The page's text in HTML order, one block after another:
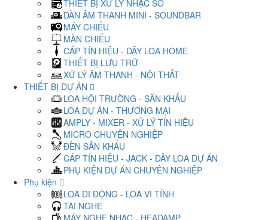
THIẾT BỊ XỬ LÝ NHẠC SỐ
DÀN ÂM THANH MINI - SOUNDBAR
MÁY CHIẾU
MÀN CHIẾU
CÁP TÍN HIỆU - DÂY LOA HOME
THIẾT BỊ LƯU TRỮ
XỬ LÝ ÂM THANH - NỘI THẤT
THIẾT BỊ DỰ ÁN
LOA HỘI TRƯỜNG - SÂN KHẤU
LOA DỰ ÁN - THƯƠNG MẠI
AMPLY - MIXER - XỬ LÝ TÍN HIỆU
MICRO CHUYÊN NGHIỆP
ĐÈN SÂN KHẤU
CÁP TÍN HIỆU - JACK - DÂY LOA DỰ ÁN
PHỤ KIỆN DỰ ÁN CHUYÊN NGHIỆP
Phụ kiện
LOA DI ĐỘNG - LOA VI TÍNH
TAI NGHE
MÁY NGHE NHẠC - HEADAMP